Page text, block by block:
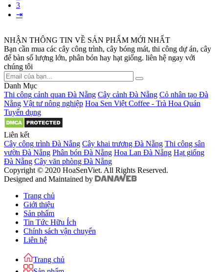
3
⇥
NHẬN THÔNG TIN VỀ SẢN PHẨM MỚI NHẤT
Bạn cần mua các cây công trình, cây bóng mát, thi công dự án, cây
để bàn số lượng lớn, phân bón hay hạt giống. liên hệ ngay với
chúng tôi
Danh Mục
Thi công cảnh quan Đà Nẵng Cây cảnh Đà Nẵng Cỏ nhân tạo Đà
Nẵng Vật tư nông nghiệp Hoa Sen Việt Coffee - Trà Hoa Quán
Tuyển dụng
Liên kết
Cây công trình Đà Nẵng Cây khai trương Đà Nẵng Thi công sân
vườn Đà Nẵng Phân bón Đà Nẵng Hoa Lan Đà Nẵng Hạt giống
Đà Nẵng Cây văn phòng Đà Nẵng
Copyright © 2020 HoaSenViet. All Rights Reserved.
Designed and Maintained by
Trang chủ
Giới thiệu
Sản phẩm
Tin Tức Hữu Ích
Chính sách vận chuyển
Liên hệ
Trang chủ